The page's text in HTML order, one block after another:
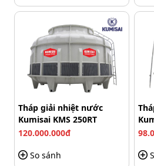
Ngoài ra, việc bảo trì động cơ
tốn thời gian, đảm bảo máy
hiệu quả.
Tháp giải nhiệt nước
Kumisai KMS 250RT
120.000.000đ
So sánh